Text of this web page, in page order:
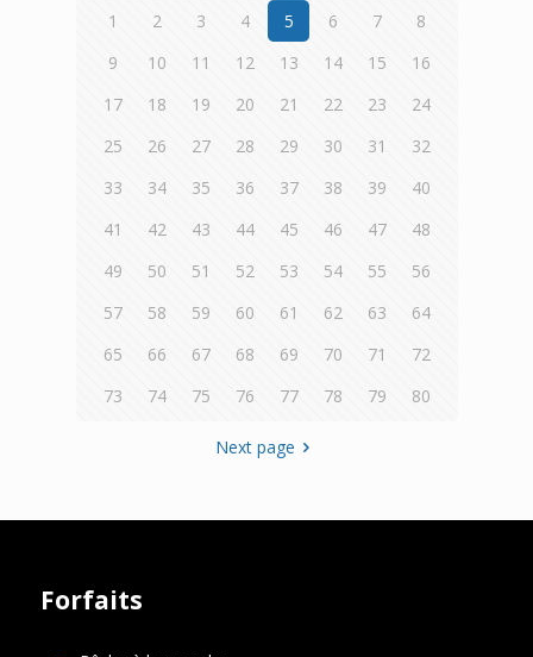
1 2 3 4 5 6 7
8
9
10 11 12 13 14 15
16
17
18 19 20 21 22 23
24
25
26 27 28 29 30 31
32
33
34 35 36 37 38 39
40
41
42 43 44 45 46 47
48
49
50 51 52 53 54 55
56
57
58 59 60 61 62 63
64
65
66 67 68 69 70 71
72
73
74 75 76 77 78 79 80
Next page
Forfaits